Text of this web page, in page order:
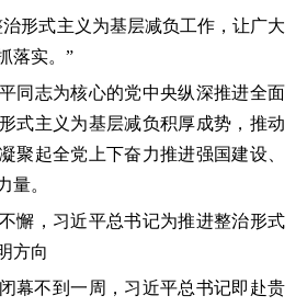
式主义为基层减负工作，让广大
落实。”
志为核心的党中央纵深推进全面
式主义为基层减负积厚成势，推动
聚起全党上下奋力推进强国建设、
量。
，习近平总书记为推进整治形式
方向
不到一周，习近平总书记即赴贵